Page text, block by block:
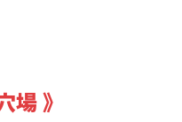
場 》